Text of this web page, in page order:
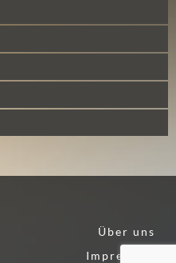
Über uns
Impressum